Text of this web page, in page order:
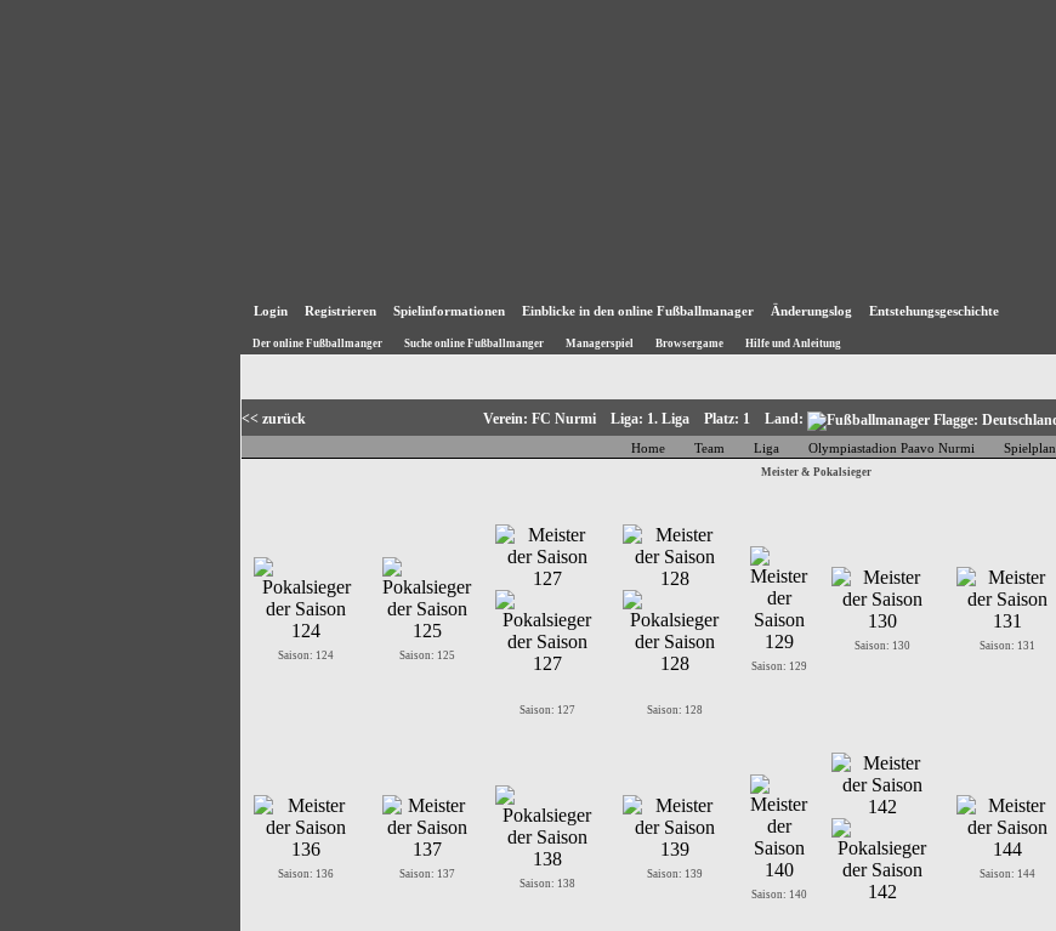
Login Registrieren Spielinformationen Einblicke in den online Fußballmanager Änderungslog Entstehungsgeschichte
Der online Fußballmanger Suche online Fußballmanger Managerspiel Browsergame Hilfe und Anleitung
<< zurück Verein: FC Nurmi Liga: 1. Liga Platz: 1 Land:
Home Team Liga Olympiastadion Paavo Nurmi Spielplan
Meister & Pokalsieger
Saison: 124 Saison: 125
Saison: 127 Saison: 128
Saison: 129
Saison: 130 Saison: 131
Saison: 136
Saison: 137
Saison: 138
Saison: 139
Saison: 140
Saison: 144